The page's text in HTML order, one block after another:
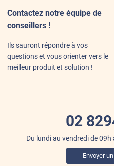
Contactez notre équipe de
conseillers !
Ils sauront répondre à vos
questions et vous orienter vers le
meilleur produit et solution !
02
Du lundi au vendredi de 09h
Envoyer